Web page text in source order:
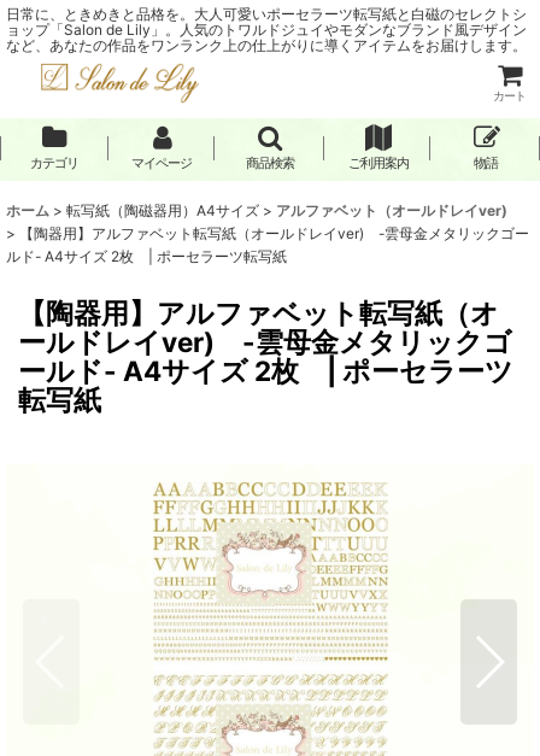
日常に、ときめきと品格を。大人可愛いポーセラーツ転写紙と白磁のセレクトシ
ョップ「Salon de Lily」。人気のトワルドジュイやモダンなブランド風デザイン
など、あなたの作品をワンランク上の仕上がりに導くアイテムをお届けします。
カート
カテゴリ マイページ 商品検索 ご利用案内 物語
ホーム > 転写紙（陶磁器用）A4サイズ > アルファベット（オールドレイver)
>
【陶器用】アルファベット転写紙（オールドレイver) -雲母金メタリックゴー
ルド- A4サイズ 2枚 | ポーセラーツ転写紙
【陶器用】アルファベット転写紙（オ
ールドレイver) -雲母金メタリックゴ
ールド- A4サイズ 2枚 | ポーセラーツ
転写紙